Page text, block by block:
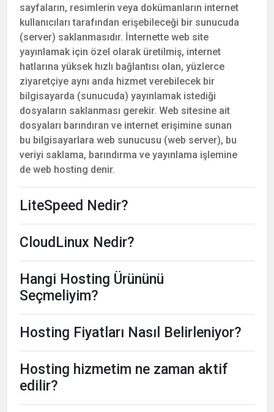
sayfaların, resimlerin veya dokümanların internet
kullanıcıları tarafından erişebileceği bir sunucuda
(server) saklanmasıdır. İnternette web site
yayınlamak için özel olarak üretilmiş, internet
hatlarına yüksek hızlı bağlantısı olan, yüzlerce
ziyaretçiye aynı anda hizmet verebilecek bir
bilgisayarda (sunucuda) yayınlamak istediği
dosyaların saklanması gerekir. Web sitesine ait
dosyaları barındıran ve internet erişimine sunan
bu bilgisayarlara web sunucusu (web server), bu
veriyi saklama, barındırma ve yayınlama işlemine
de web hosting denir.
LiteSpeed Nedir?
CloudLinux Nedir?
Hangi Hosting Ürününü
Seçmeliyim?
Hosting Fiyatları Nasıl Belirleniyor?
Hosting hizmetim ne zaman aktif
edilir?